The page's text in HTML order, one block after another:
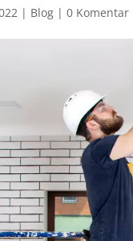
| Blog |0 Komentar